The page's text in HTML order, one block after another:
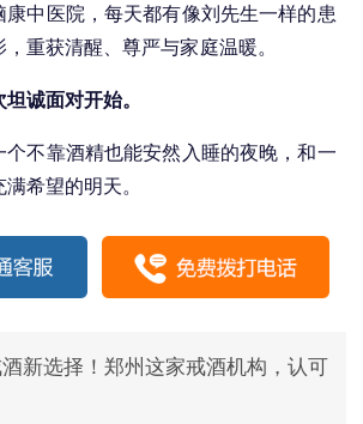
康中医院，每天都有像刘先生一样的患
重获清醒、尊严与家庭温暖。
诚面对开始。
个不靠酒精也能安然入睡的夜晚，和一
希望的明天。
新选择！郑州这家戒酒机构，认可